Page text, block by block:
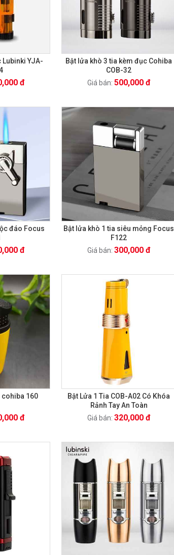
Lubinki YJA-
đ
Bật lửa khò 3 tia kèm đục Cohiba
COB-32
Giá bán: 500,000 đ
đáo Focus
đ
Bật lửa khò 1 tia siêu mỏng Focus
F122
Giá bán: 300,000 đ
cohiba 160
đ
Bật Lửa 1 Tia COB-A02 Có Khóa
Rảnh Tay An Toàn
Giá bán: 320,000 đ